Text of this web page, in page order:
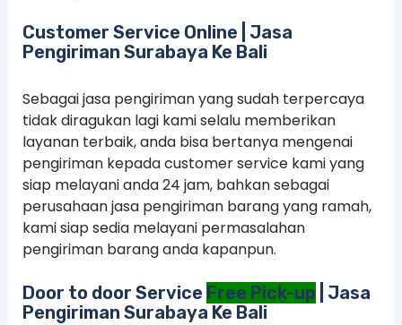
Customer Service Online | Jasa
Pengiriman Surabaya Ke Bali
Sebagai jasa pengiriman yang sudah terpercaya
tidak diragukan lagi kami selalu memberikan
layanan terbaik, anda bisa bertanya mengenai
pengiriman kepada customer service kami yang
siap melayani anda 24 jam, bahkan sebagai
perusahaan jasa pengiriman barang yang ramah,
kami siap sedia melayani permasalahan
pengiriman barang anda kapanpun.
Door to door Service Free Pick-up | Jasa
Pengiriman Surabaya Ke Bali